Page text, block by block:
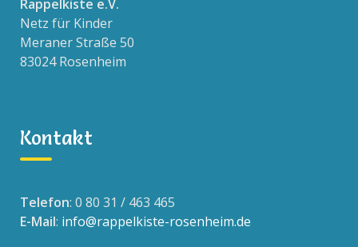
Rappelkiste e.V.
Netz für Kinder
Meraner Straße 50
83024 Rosenheim
Kontakt
Telefon: 0 80 31 / 463 465
E-Mail: info@rappelkiste-rosenheim.de